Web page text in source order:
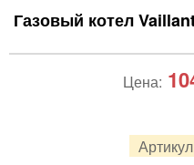
Газовый котел
Цена: